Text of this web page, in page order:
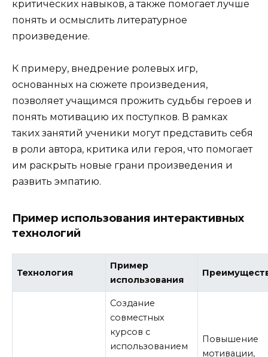
критических навыков, а также помогает лучше
понять и осмыслить литературное
произведение.
К примеру, внедрение ролевых игр,
основанных на сюжете произведения,
позволяет учащимся прожить судьбы героев и
понять мотивацию их поступков. В рамках
таких занятий ученики могут представить себя
в роли автора, критика или героя, что помогает
им раскрыть новые грани произведения и
развить эмпатию.
Пример использования интерактивных
технологий
Технология
Пример
использования
Создание
совместных
курсов с
использованием
Повышение
мотивации,